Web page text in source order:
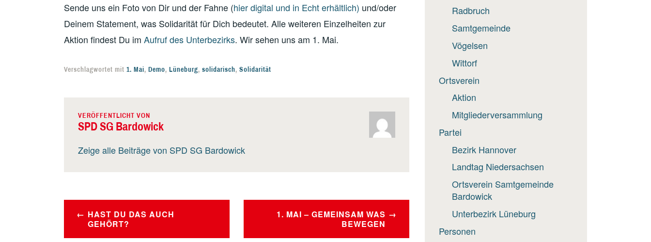
Sende uns ein Foto von Dir und der Fahne (hier digital und in Echt erhältlich) und/oder
Deinem Statement, was Solidarität für Dich bedeutet. Alle weiteren Einzelheiten zur
Aktion findest Du im Aufruf des Unterbezirks. Wir sehen uns am 1. Mai.
Verschlagwortet mit 1. Mai, Demo, Lüneburg, solidarisch, Solidarität
VERÖFFENTLICHT VON
SPD SG Bardowick
Zeige alle Beiträge von SPD SG Bardowick
BEITRAGSNAVIGATION
HAST DU DAS AUCH
GEHÖRT?
1. MAI – GEMEINSAM WAS
BEWEGEN
Radbruch
Samtgemeinde
Vögelsen
Wittorf
Ortsverein
Aktion
Mitgliederversammlung
Partei
Bezirk Hannover
Landtag Niedersachsen
Ortsverein Samtgemeinde
Bardowick
Unterbezirk Lüneburg
Personen